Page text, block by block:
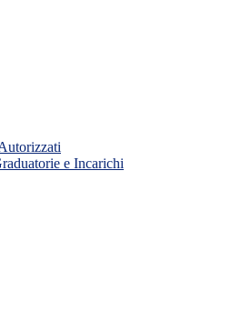
e Incarichi